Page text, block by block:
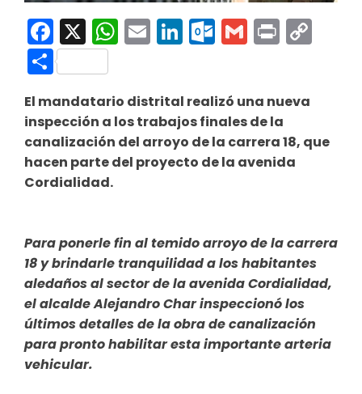
Facebook
X WhatsApp
EmailLinkedInGmail
Print
Compartir
El mandatario distrital realizó una nueva
inspección a los trabajos finales de la
canalización del arroyo de la carrera 18, que
hacen parte del proyecto de la avenida
Cordialidad.
Para ponerle fin al temido arroyo de la carrera
18 y brindarle tranquilidad a los habitantes
aledaños al sector de la avenida Cordialidad,
el alcalde Alejandro Char inspeccionó los
últimos detalles de la obra de canalización
para pronto habilitar esta importante arteria
vehicular.